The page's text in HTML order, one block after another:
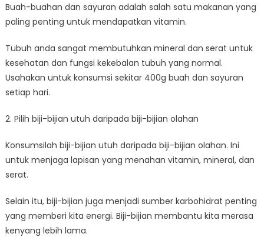
Buah-buahan dan sayuran adalah salah satu makanan yang
paling penting untuk mendapatkan vitamin.
Tubuh anda sangat membutuhkan mineral dan serat untuk
kesehatan dan fungsi kekebalan tubuh yang normal.
Usahakan untuk konsumsi sekitar 400g buah dan sayuran
setiap hari.
2. Pilih biji-bijian utuh daripada biji-bijian olahan
Konsumsilah biji-bijian utuh daripada biji-bijian olahan. Ini
untuk menjaga lapisan yang menahan vitamin, mineral, dan
serat.
Selain itu, biji-bijian juga menjadi sumber karbohidrat penting
yang memberi kita energi. Biji-bijian membantu kita merasa
kenyang lebih lama.